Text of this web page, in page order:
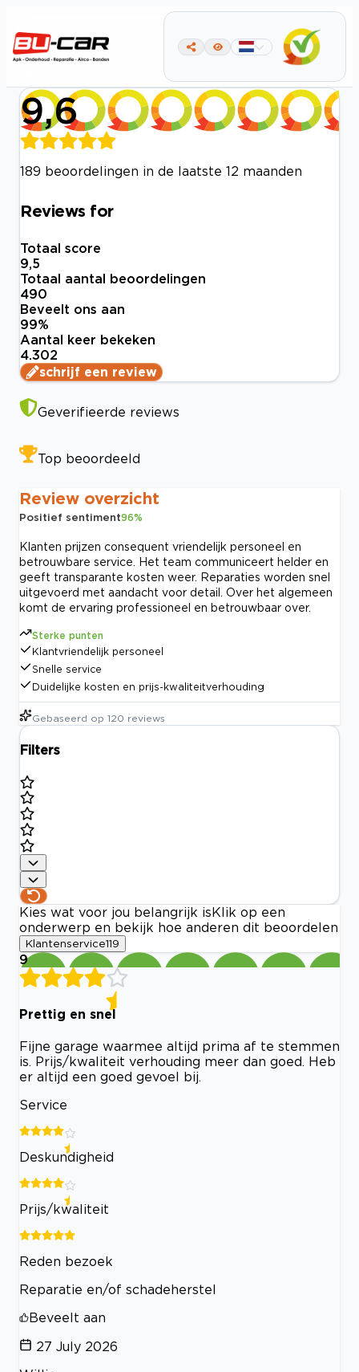
9,6
189 beoordelingen in de laatste 12 maanden
Reviews for
Totaal score
9,5
Totaal aantal beoordelingen
490
Beveelt ons aan
99%
Aantal keer bekeken
4.302
schrijf een review
Geverifieerde reviews
Top beoordeeld
Review overzicht
Positief sentiment96%
Klanten prijzen consequent vriendelijk personeel en
betrouwbare service. Het team communiceert helder en
geeft transparante kosten weer. Reparaties worden snel
uitgevoerd met aandacht voor detail. Over het algemeen
komt de ervaring professioneel en betrouwbaar over.
Sterke punten
Klantvriendelijk personeel
Snelle service
Duidelijke kosten en prijs-kwaliteitverhouding
Gebaseerd op 120 reviews
Filters
Kies wat voor jou belangrijk is Klik op een
onderwerp en bekijk hoe anderen dit beoordelen
Klantenservice119
9
Prettig en snel
Fijne garage waarmee altijd prima af te stemmen
is. Prijs/kwaliteit verhouding meer dan goed. Heb
er altijd een goed gevoel bij.
Service
Deskundigheid
Prijs/kwaliteit
Reden bezoek
Reparatie en/of schadeherstel
Beveelt aan
27 July 2026